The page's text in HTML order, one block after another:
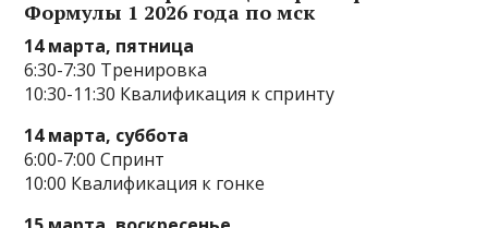
Формулы 1 2026 года по мск
14 марта, пятница
6:30-7:30 Тренировка
10:30-11:30 Квалификация к спринту
14 марта, суббота
6:00-7:00 Спринт
10:00 Квалификация к гонке